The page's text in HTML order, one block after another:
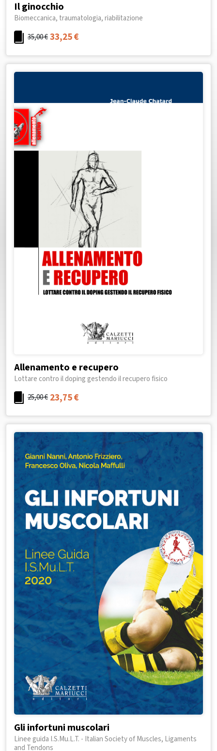
Il ginocchio
Biomeccanica, traumatologia, riabilitazione
35,00€33,25€
Allenamento e recupero
Lottare contro il doping gestendo il recupero fisico
25,00€ 23,75€
Gli infortuni muscolari
Linee guida I.S.Mu.L.T. - Italian Society of Muscles, Ligaments
and Tendons